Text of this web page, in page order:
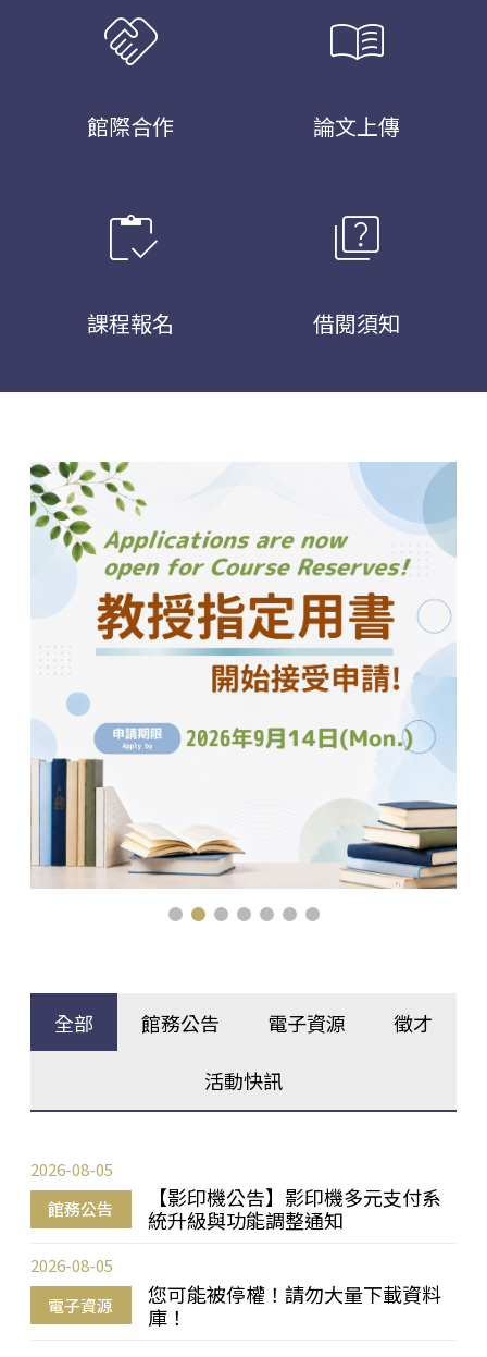
handshake
館際合作
menu_book
論文上傳
inventory
課程報名
quiz
借閱須知
全部 館務公告 電子資源 徵才
活動快訊
館務公告
【影印機公告】影印機多元支付系
統升級與功能調整通知
2026-08-05
電子資源
您可能被停權！請勿大量下載資料
庫！
2026-08-05